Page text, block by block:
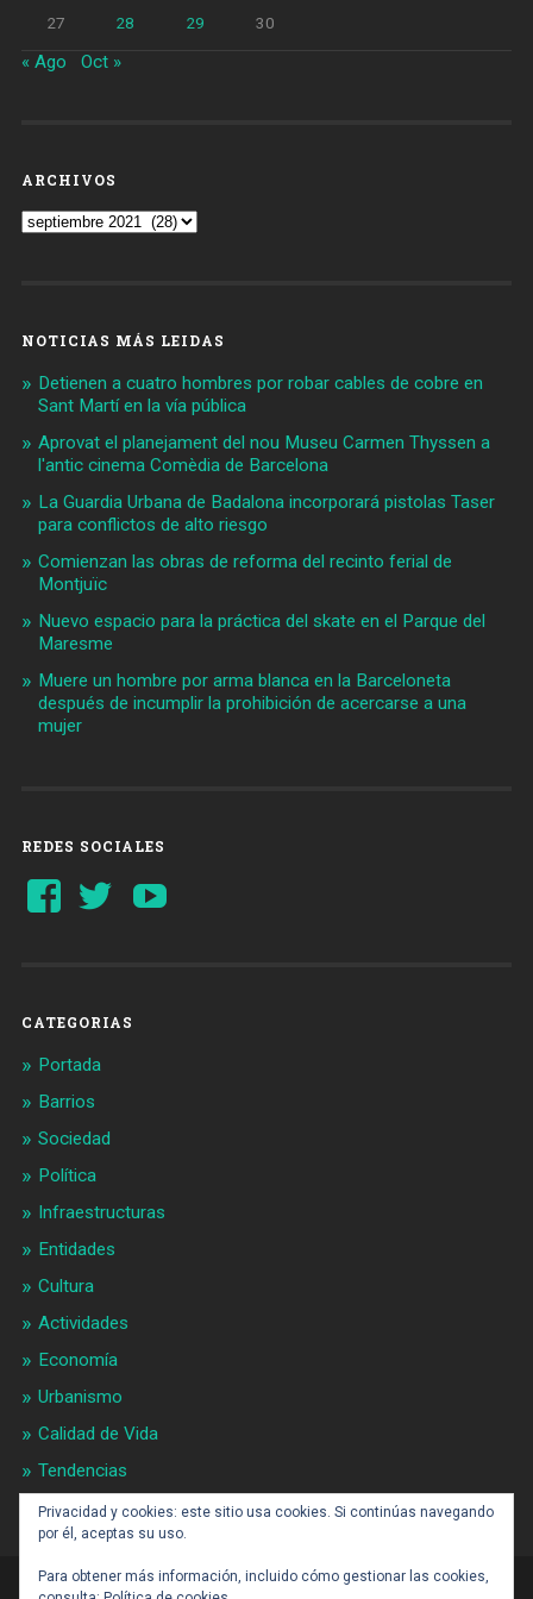
27 28 29 30
« Ago Oct »
ARCHIVOS
Archivos
NOTICIAS MÁS LEIDAS
Detienen a cuatro hombres por robar cables de cobre en
Sant Martí en la vía pública
Aprovat el planejament del nou Museu Carmen Thyssen a
l'antic cinema Comèdia de Barcelona
La Guardia Urbana de Badalona incorporará pistolas Taser
para conflictos de alto riesgo
Comienzan las obras de reforma del recinto ferial de
Montjuïc
Nuevo espacio para la práctica del skate en el Parque del
Maresme
Muere un hombre por arma blanca en la Barceloneta
después de incumplir la prohibición de acercarse a una
mujer
REDES SOCIALES
Ver
perfil
Ver
perfil
CATEGORIAS
Portada
Barrios
Sociedad
Política
Infraestructuras
Entidades
Cultura
Actividades
Economía
Urbanismo
Calidad de Vida
Tendencias
Gran BCN
Privacidad y cookies: este sitio usa cookies. Si continúas navegando
por él, aceptas su uso.
Para obtener más información, incluido cómo gestionar las cookies,